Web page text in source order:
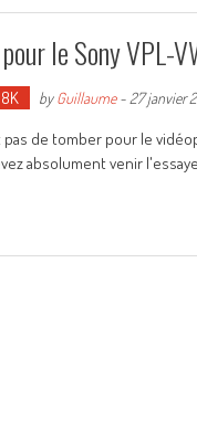
le Sony VPL-
byGuillaume- 27 janvier
de tomber pour le
absolument venir